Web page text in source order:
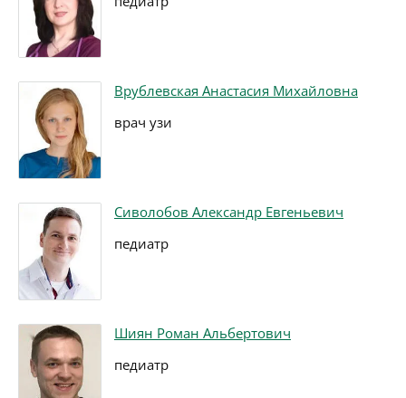
Врублевская Анастасия Михайловна
врач узи
Сиволобов Александр Евгеньевич
педиатр
Шиян Роман Альбертович
педиатр